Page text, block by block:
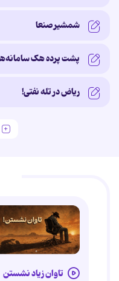
شمشیر صنعا
پشت پرده‌ هک
ریاض در تله نفتی!
تاوان زیاد نشستن